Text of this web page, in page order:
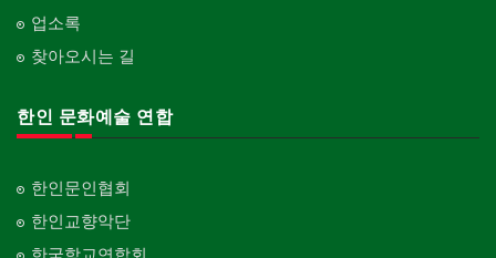
업소록
찾아오시는 길
한인 문화예술 연합
한인문인협회
한인교향악단
한국학교연합회